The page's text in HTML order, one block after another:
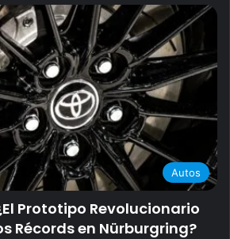
Autos
Prototipo Revolucionario
Récords en Nürburgring?